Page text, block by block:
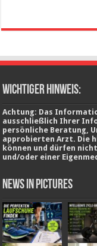
wichtiger Hinweis:
Achtung: Das
ausschließlich Ihrer
persönliche Beratung,
approbierten Arzt. Die
können und dürfen
und/oder einer
News in Pictures